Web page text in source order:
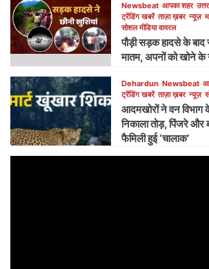
Newsbeat आपका शहर
ट्रेंडिंग खबरें ताज़ा ख़बर न्यूज़
सोशल मीडिया वायरल
पौड़ी सड़क हादसे के बाद
मातम, अपनों को खोने
Dehardun Newsbeat
ट्रेंडिंग खबरें ताज़ा ख़बर न्यूज़
आदमखोरों ने वन विभाग
निकाला तोड़, पिंजरे
फैमिली हुई ‘चालाक’